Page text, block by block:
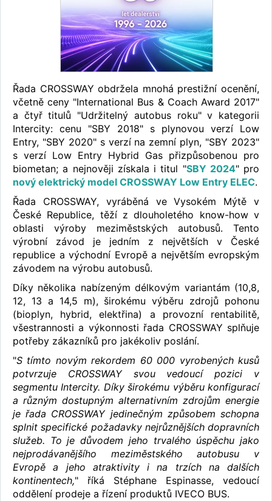
Řada CROSSWAY obdržela mnohá prestižní ocenění,
včetně ceny "International Bus & Coach Award 2017"
a čtyř titulů "Udržitelný autobus roku" v kategorii
Intercity: cenu "SBY 2018" s plynovou verzí Low
Entry, "SBY 2020" s verzí na zemní plyn, "SBY 2023"
s verzí Low Entry Hybrid Gas přizpůsobenou pro
biometan; a nejnověji získala i titul "SBY 2024" pro
nový elektrický model CROSSWAY Low Entry ELEC.
Řada CROSSWAY, vyráběná ve Vysokém Mýtě v
České Republice, těží z dlouholetého know-how v
oblasti výroby meziměstských autobusů. Tento
výrobní závod je jedním z největších v České
republice a východní Evropě a největším evropským
závodem na výrobu autobusů.
Díky několika nabízeným délkovým variantám (10,8,
12, 13 a 14,5 m), širokému výběru zdrojů pohonu
(bioplyn, hybrid, elektřina) a provozní rentabilitě,
všestrannosti a výkonnosti řada CROSSWAY splňuje
potřeby zákazníků pro jakékoliv poslání.
"S tímto novým rekordem 60 000 vyrobených kusů
potvrzuje CROSSWAY svou vedoucí pozici v
segmentu Intercity. Díky širokému výběru konfigurací
a různým dostupným alternativním zdrojům energie
je řada CROSSWAY jedinečným způsobem schopna
splnit specifické požadavky nejrůznějších dopravních
služeb. To je důvodem jeho trvalého úspěchu jako
nejprodávanějšího meziměstského autobusu v
Evropě a jeho atraktivity i na trzích na dalších
kontinentech," říká Stéphane Espinasse, vedoucí
oddělení prodeje a řízení produktů IVECO BUS.